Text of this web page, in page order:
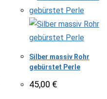
Silber massiv Rohr
gebürstet Perle
45,00 €